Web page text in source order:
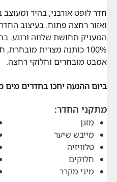
חדר לופט אורבני, בהיר ומעוצב
ואזור רחצה פתוח. בעיצוב
המעניק תחושת שלווה ורוגע.
100% כותנה מצרית
אמבט מובחרים וחלוקי רחצה.
ביום ההגעה יחכו בחדרים מים
מתקני החדר:
מזגן
מייבש שיער
טלוויזיה
חלוקים
מיני מקרר